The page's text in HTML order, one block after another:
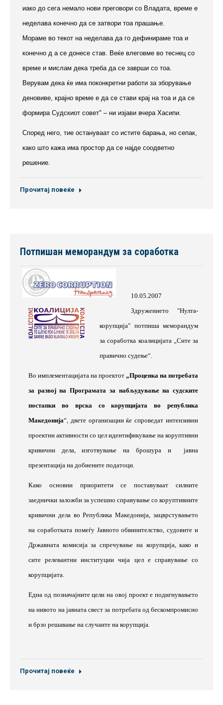
иако до сега немало нови преговори со Владата, време е
неделава конечно да се затвори тоа прашање.
Мораме во текот на неделава да го дефинираме тоа и
конечно д а се донесе став. Веќе влеговме во теснец со
време и мислам дека треба да се заврши со тоа.
Верувам дека ќе има поконкретни работи за зборување
деновиве, крајно време е да се стави крај на тоа и да се
формира Судскиот совет" – ни изјави вчера Хасипи.
Според него, тие остануваат со истите барања, но сепак,
како што кажа има простор да се најде соодветно
решение.
Прочитај повеќе
Потпишан меморандум за соработка
10.05.2007
Здружението "Нулта-
корупција" потпиша меморандум
за соработка коалицијата „Сите за
правично судење“.
Во имплементацијата на проектот „Проценка на потребата
за развој на Програмата за набљудување на судските
постапки во врска со корупцијата во република
Македонија“, двете организации ќе спроведат интензивни
проектни активности со цел идентификување на коруптивни
кривични дела, изготвување на брошура и
јавна
презентација на добиените податоци.
Како основни приоритети се поставуваат силните
заеднички заложби за успешно справување со коруптивните
кривични дела во Република Македонија, зацврстувањето
на соработката помеѓу Јавното обвинителство, судовите и
Државната комисија за спречување на корупција, како и
сите релевантни институции чија цел е справување со
корупцијата.
Една од позначајните цели на овој проект е подигнувањето
на нивото на јавната свест за потребата од бескомпромисно
и брзо решавање на случаите на корупција.
Прочитај повеќе